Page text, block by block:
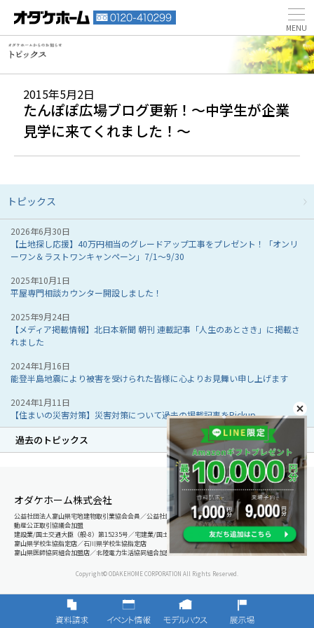
2015年5月2日
たんぽぽ広場ブログ更新！～中学生が企業
見学に来てくれました！～
トピックス
2026年6月30日
【土地探し応援】40万円相当のグレードアップ工事をプレゼント！「オンリ
ーワン＆ラストワンキャンペーン」7/1～9/30
2025年10月1日
平屋専門相談カウンター開設しました！
2025年9月24日
【メディア掲載情報】北日本新聞 朝刊 連載記事「人生のあとさき」に掲載さ
れました
2024年1月16日
能登半島地震により被害を受けられた皆様に心よりお見舞い申し上げます
2024年1月11日
【住まいの災害対策】災害対策について過去の掲載記事をPickup
過去のトピックス
オダケホーム株式会社
公益社団法人富山県宅地建物取引業協会会員／公益社団法人石川県宅地建物取引業協会会員／北陸不
動産公正取引協議会加盟
建設業/国土交通大臣（般-8）第15235号／宅建業/国土交通大臣（8）第5025号
富山県学校生協指定店／石川県学校生協指定店
富山県医師協同組合加盟店／北陸電力生活協同組合加盟店
Copyright© ODAKEHOME CORPORATION All Rights Reserved.